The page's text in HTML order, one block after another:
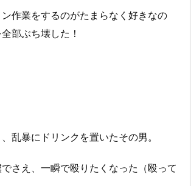
作業をするのがたまらなく好きなの
部ぶち壊した！
乱暴にドリンクを置いたその男。
さえ、一瞬で殴りたくなった（殴って